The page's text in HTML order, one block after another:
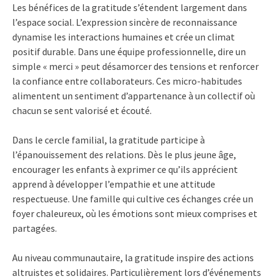
Les bénéfices de la gratitude s’étendent largement dans
l’espace social. L’expression sincère de reconnaissance
dynamise les interactions humaines et crée un climat
positif durable. Dans une équipe professionnelle, dire un
simple « merci » peut désamorcer des tensions et renforcer
la confiance entre collaborateurs. Ces micro-habitudes
alimentent un sentiment d’appartenance à un collectif où
chacun se sent valorisé et écouté.
Dans le cercle familial, la gratitude participe à
l’épanouissement des relations. Dès le plus jeune âge,
encourager les enfants à exprimer ce qu’ils apprécient
apprend à développer l’empathie et une attitude
respectueuse. Une famille qui cultive ces échanges crée un
foyer chaleureux, où les émotions sont mieux comprises et
partagées.
Au niveau communautaire, la gratitude inspire des actions
altruistes et solidaires. Particulièrement lors d’événements